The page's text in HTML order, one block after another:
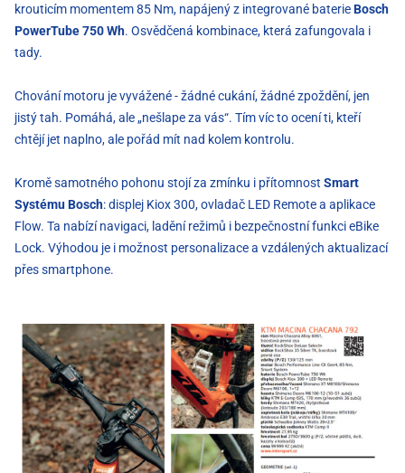
krouticím momentem 85 Nm, napájený z integrované baterieBosch
PowerTube 750 Wh. Osvědčená kombinace, která zafungovala i
tady.
Chování motoru je vyvážené - žádné cukání, žádné zpoždění, jen
jistý tah. Pomáhá, ale „nešlape za vás“. Tím víc to ocení ti, kteří
chtějí jet naplno, ale pořád mít nad kolem kontrolu.
Kromě samotného pohonu stojí za zmínku i přítomnost Smart
Systému Bosch: displej Kiox 300, ovladač LED Remote a aplikace
Flow. Ta nabízí navigaci, ladění režimů i bezpečnostní funkci eBike
Lock. Výhodou je i možnost personalizace a vzdálených aktualizací
přes smartphone.